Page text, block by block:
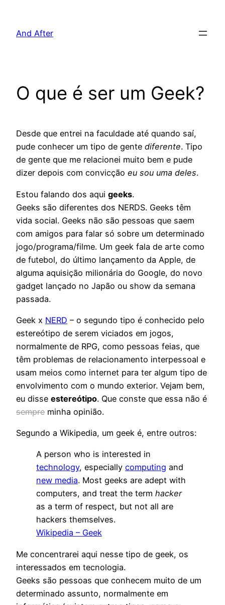
And After
O que é ser um Geek?
Desde que entrei na faculdade até quando saí,
pude conhecer um tipo de gente diferente. Tipo
de gente que me relacionei muito bem e pude
dizer depois com convicção eu sou uma deles.
Estou falando dos aqui geeks.
Geeks são diferentes dos NERDS. Geeks têm
vida social. Geeks não são pessoas que saem
com amigos para falar só sobre um determinado
jogo/programa/filme. Um geek fala de arte como
de futebol, do último lançamento da Apple, de
alguma aquisição milionária do Google, do novo
gadget lançado no Japão ou show da semana
passada.
Geek x NERD – o segundo tipo é conhecido pelo
estereótipo de serem viciados em jogos,
normalmente de RPG, como pessoas feias, que
têm problemas de relacionamento interpessoal e
usam meios como internet para ter algum tipo de
envolvimento com o mundo exterior. Vejam bem,
eu disse estereótipo. Que conste que essa não é
sempre minha opinião.
Segundo a Wikipedia, um geek é, entre outros:
A person who is interested in
technology, especially computing and
new media. Most geeks are adept with
computers, and treat the term hacker
as a term of respect, but not all are
hackers themselves.
Wikipedia – Geek
Me concentrarei aqui nesse tipo de geek, os
interessados em tecnologia.
Geeks são pessoas que conhecem muito de um
determinado assunto, normalmente em